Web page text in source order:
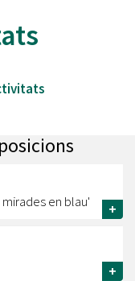
en blau'
+
+